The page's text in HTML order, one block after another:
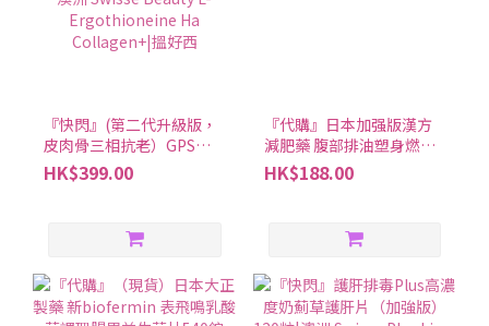
『快閃』(第二代升級版，
皮肉骨三相抗老）GPS定
位提拉緊緻肌膚口服膠原
蛋白玻尿酸14天重塑V面
Beauty L-Ergothioneine
Ha Collagen+|搵好西
HK$399.00
『代購』日本加强版漢方
減肥藥 腹部排油塑身燃燒
體脂ZA |小林製藥
HK$188.00